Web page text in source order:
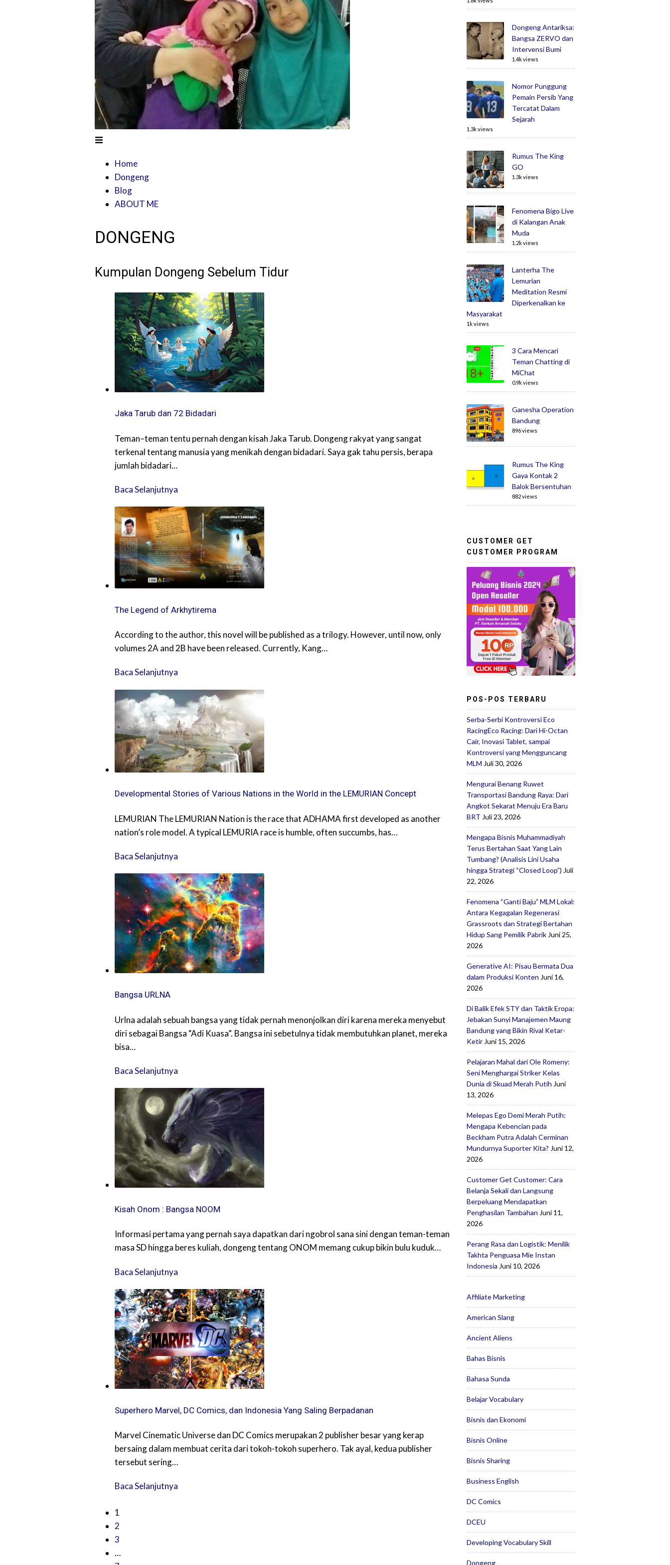
Home
Dongeng
Blog
ABOUT ME
DONGENG
Kumpulan Dongeng Sebelum Tidur
Jaka Tarub dan 72 Bidadari
Teman–teman tentu pernah dengan kisah Jaka Tarub. Dongeng rakyat yang sangat
terkenal tentang manusia yang menikah dengan bidadari. Saya gak tahu persis, berapa
jumlah bidadari…
Baca Selanjutnya
The Legend of Arkhytirema
According to the author, this novel will be published as a trilogy. However, until now, only
volumes 2A and 2B have been released. Currently, Kang…
Baca Selanjutnya
Developmental Stories of Various Nations in the World in the LEMURIAN Concept
LEMURIAN The LEMURIAN Nation is the race that ADHAMA first developed as another
nation’s role model. A typical LEMURIA race is humble, often succumbs, has…
Baca Selanjutnya
Bangsa URLNA
Urlna adalah sebuah bangsa yang tidak pernah menonjolkan diri karena mereka menyebut
diri sebagai Bangsa “Adi Kuasa”. Bangsa ini sebetulnya tidak membutuhkan planet, mereka
bisa…
Baca Selanjutnya
Kisah Onom : Bangsa NOOM
Informasi pertama yang pernah saya dapatkan dari ngobrol sana sini dengan teman-teman
masa SD hingga beres kuliah, dongeng tentang ONOM memang cukup bikin bulu kuduk…
Baca Selanjutnya
Superhero Marvel, DC Comics, dan Indonesia Yang Saling Berpadanan
Marvel Cinematic Universe dan DC Comics merupakan 2 publisher besar yang kerap
bersaing dalam membuat cerita dari tokoh-tokoh superhero. Tak ayal, kedua publisher
tersebut sering…
Baca Selanjutnya
1
2
3
…
Dongeng Antariksa:
Bangsa ZERVO dan
Intervensi Bumi
1.4k views
Nomor Punggung
Pemain Persib Yang
Tercatat Dalam
Sejarah
1.3k views
Rumus The King
GO
1.3k views
Fenomena Bigo Live
di Kalangan Anak
Muda
1.2k views
Lanterha The
Lemurian
Meditation Resmi
Diperkenalkan ke
Masyarakat
1k views
3 Cara Mencari
Teman Chatting di
MiChat
0.9k views
Ganesha Operation
Bandung
896 views
Rumus The King
Gaya Kontak 2
Balok Bersentuhan
882 views
CUSTOMER GET
CUSTOMER PROGRAM
POS-POS TERBARU
Serba-Serbi Kontroversi Eco
RacingEco Racing: Dari Hi-Octan
Cair, Inovasi Tablet, sampai
Kontroversi yang Mengguncang
MLM Juli 30, 2026
Mengurai Benang Ruwet
Transportasi Bandung Raya: Dari
Angkot Sekarat Menuju Era Baru
BRT Juli 23, 2026
Mengapa Bisnis Muhammadiyah
Terus Bertahan Saat Yang Lain
Tumbang? (Analisis Lini Usaha
hingga Strategi “Closed Loop”) Juli
22, 2026
Fenomena “Ganti Baju” MLM Lokal:
Antara Kegagalan Regenerasi
Grassroots dan Strategi Bertahan
Hidup Sang Pemilik Pabrik Juni 25,
2026
Generative AI: Pisau Bermata Dua
dalam Produksi Konten Juni 16,
2026
Di Balik Efek STY dan Taktik Eropa:
Jebakan Sunyi Manajemen Maung
Bandung yang Bikin Rival Ketar-
Ketir Juni 15, 2026
Pelajaran Mahal dari Ole Romeny:
Seni Menghargai Striker Kelas
Dunia di Skuad Merah Putih Juni
13, 2026
Melepas Ego Demi Merah Putih:
Mengapa Kebencian pada
Beckham Putra Adalah Cerminan
Mundurnya Suporter Kita? Juni 12,
2026
Customer Get Customer: Cara
Belanja Sekali dan Langsung
Berpeluang Mendapatkan
Penghasilan Tambahan Juni 11,
2026
Perang Rasa dan Logistik: Menilik
Takhta Penguasa Mie Instan
Indonesia Juni 10, 2026
Affiliate Marketing
American Slang
Ancient Aliens
Bahas Bisnis
Bahasa Sunda
Belajar Vocabulary
Bisnis dan Ekonomi
Bisnis Online
Bisnis Sharing
Business English
DC Comics
DCEU
Developing Vocabulary Skill
Dongeng